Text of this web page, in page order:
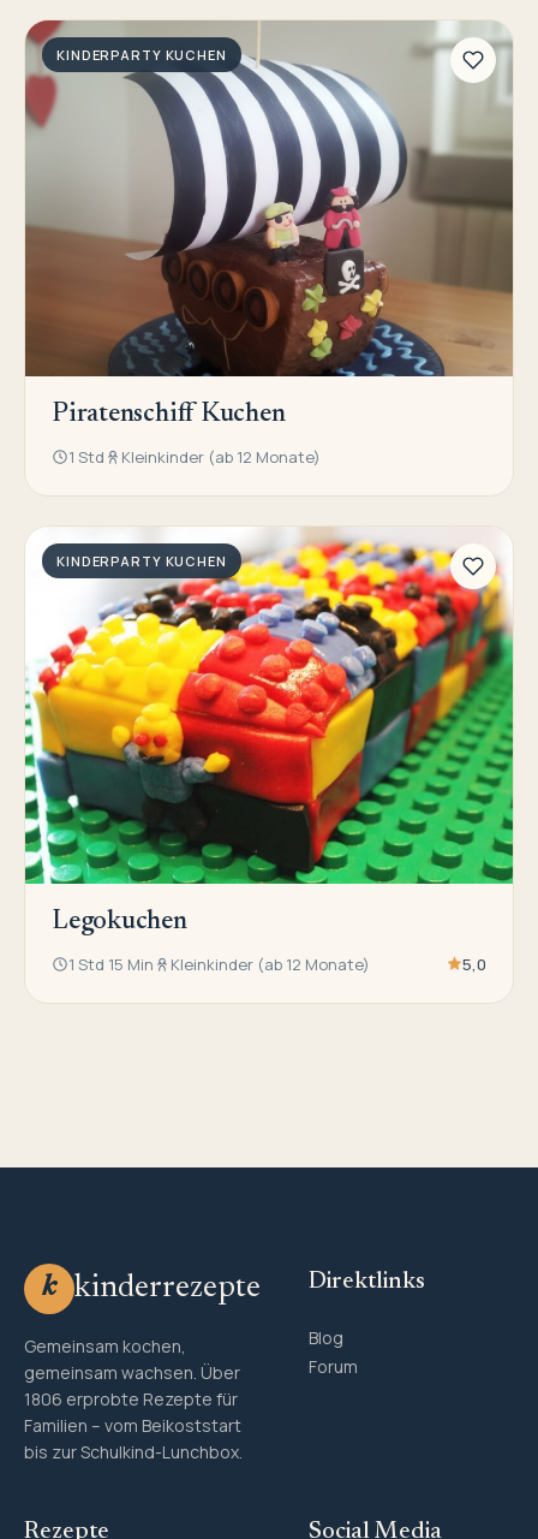
KINDERPARTY KUCHEN
Piratenschiff Kuchen
1 Std Kleinkinder (ab 12 Monate)
KINDERPARTY KUCHEN
Legokuchen
1 Std 15 Min Kleinkinder (ab 12 Monate) 5,0
k kinderrezepte
Gemeinsam kochen,
gemeinsam wachsen. Über
1806 erprobte Rezepte für
Familien – vom Beikoststart
bis zur Schulkind-Lunchbox.
Direktlinks
Blog
Forum
Rezepte Social Media